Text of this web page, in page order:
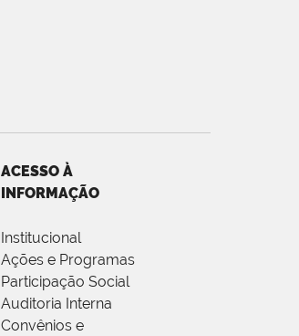
ACESSO À
INFORMAÇÃO
Institucional
Ações e Programas
Participação Social
Auditoria Interna
Convênios e